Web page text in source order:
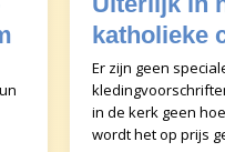
katholieke
Er zijn geen
in de kerk geen
wordt het op prijs